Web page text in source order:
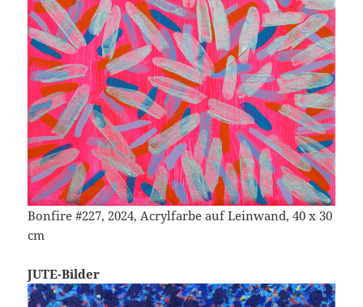
Bonfire #227, 2024, Acrylfarbe auf Leinwand, 40 x 30
cm
JUTE-Bilder